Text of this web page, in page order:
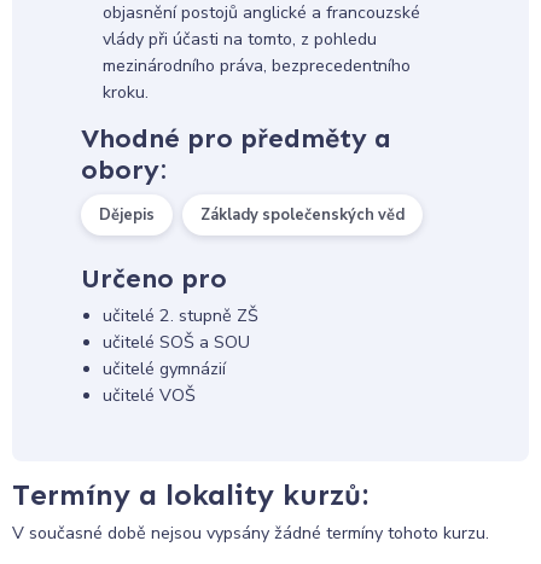
objasnění postojů anglické a francouzské
vlády při účasti na tomto, z pohledu
mezinárodního práva, bezprecedentního
kroku.
Vhodné pro předměty a
obory:
Dějepis Základy společenských věd
Určeno pro
učitelé 2. stupně ZŠ
učitelé SOŠ a SOU
učitelé gymnázií
učitelé VOŠ
Termíny a lokality kurzů:
V současné době nejsou vypsány žádné termíny tohoto kurzu.